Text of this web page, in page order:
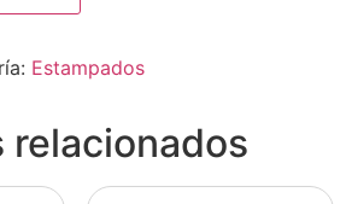
Estampados
relacionados